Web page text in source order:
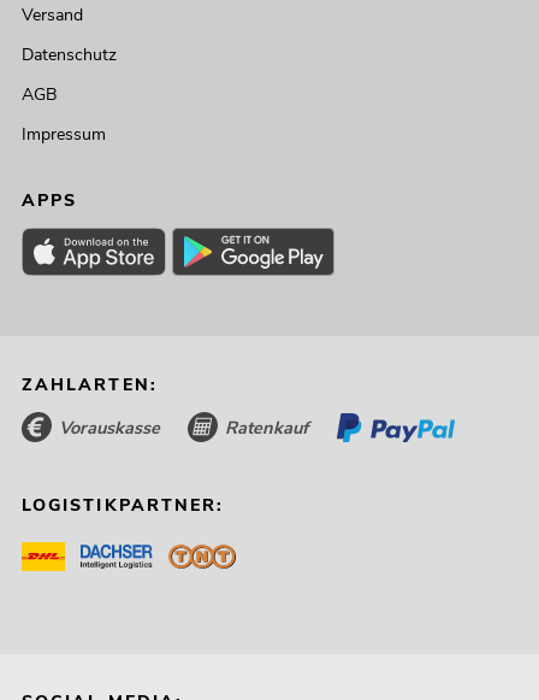
Versand
Datenschutz
AGB
Impressum
APPS
ZAHLARTEN:
Vorauskasse Ratenkauf
LOGISTIKPARTNER: